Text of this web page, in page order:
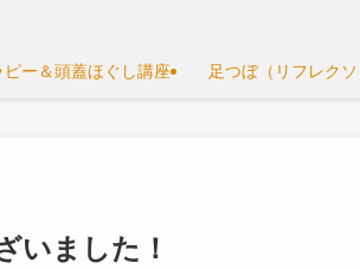
ピー＆頭蓋ほぐし講座 足つぼ（リフレク
いました！